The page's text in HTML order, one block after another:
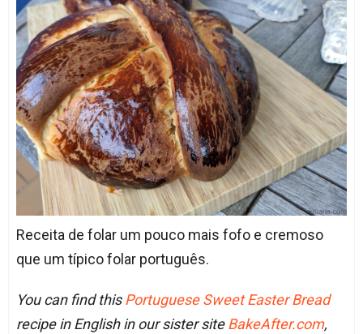
Receita de folar um pouco mais fofo e cremoso
que um típico folar português.
You can find thisPortuguese Sweet Easter Bread
recipe in English in our sister siteBakeAfter.com,